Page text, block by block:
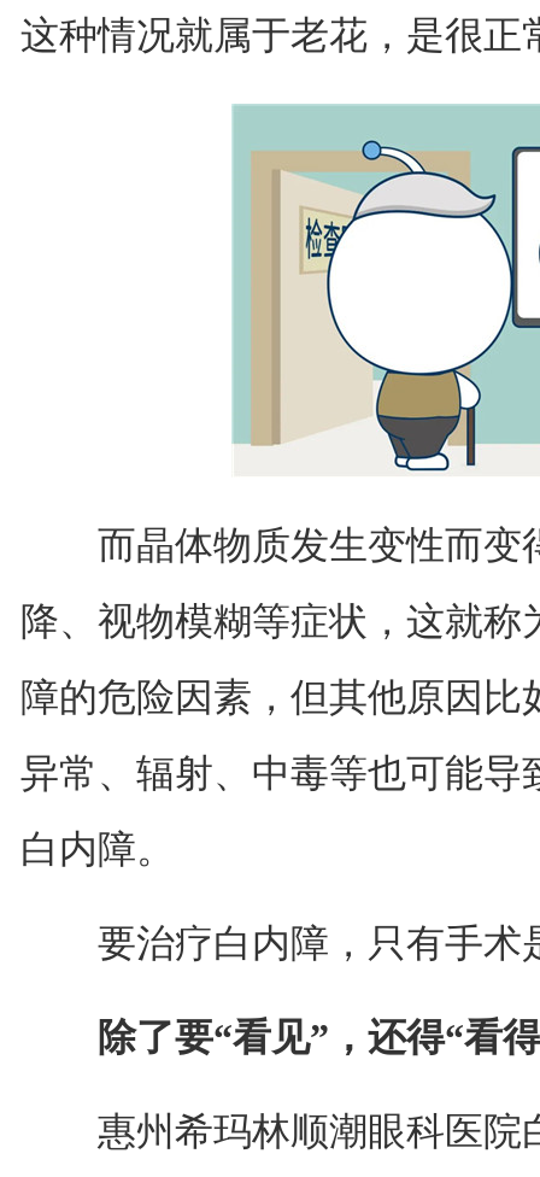
这种情况就属于老花，是很正
而晶体物质发生变性而变
降、视物模糊等症状，这就
障的危险因素，但其他原因
异常、辐射、中毒等也可能
白内障。
要治疗白内障，只有手术
除了要“看见”，还得“看
惠州希玛林顺潮眼科医院